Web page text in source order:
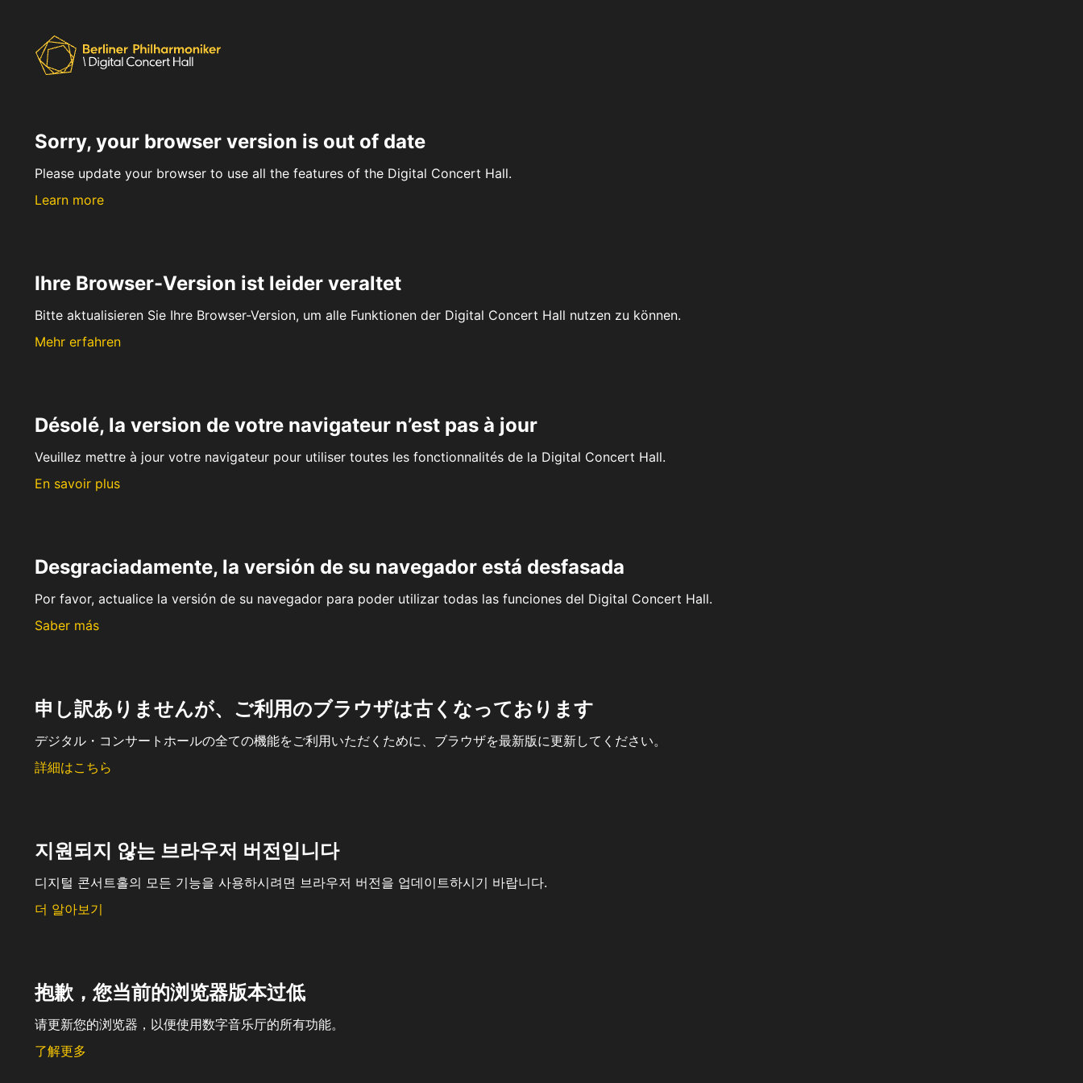
Sorry, your browser version is out of date
Please update your browser to use all the features of the Digital Concert Hall.
Learn more
Ihre Browser-Version ist leider veraltet
Bitte aktualisieren Sie Ihre Browser-Version, um alle Funktionen der Digital Concert Hall nutzen zu können.
Mehr erfahren
Désolé, la version de votre navigateur n’est pas à jour
Veuillez mettre à jour votre navigateur pour utiliser toutes les fonctionnalités de la Digital Concert Hall.
En savoir plus
Desgraciadamente, la versión de su navegador está desfasada
Por favor, actualice la versión de su navegador para poder utilizar todas las funciones del Digital Concert Hall.
Saber más
申し訳ありませんが、ご利用のブラウザは古くなっております
デジタル・コンサートホールの全ての機能をご利用いただくために、ブラウザを最新版に更新してください。
詳細はこちら
지원되지 않는 브라우저 버전입니다
디지털 콘서트홀의 모든 기능을 사용하시려면 브라우저 버전을 업데이트하시기 바랍니다.
더 알아보기
抱歉，您当前的浏览器版本过低
请更新您的浏览器，以便使用数字音乐厅的所有功能。
了解更多